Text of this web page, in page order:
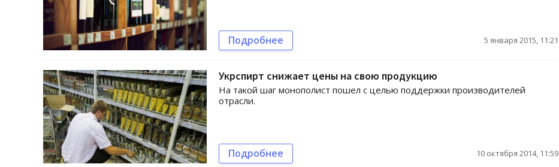
Подробнее 5 января 2015, 11:21
Укрспирт снижает цены на свою продукцию
На такой шаг монополист пошел с целью поддержки производителей
отрасли.
Подробнее 10 октября 2014, 11:59